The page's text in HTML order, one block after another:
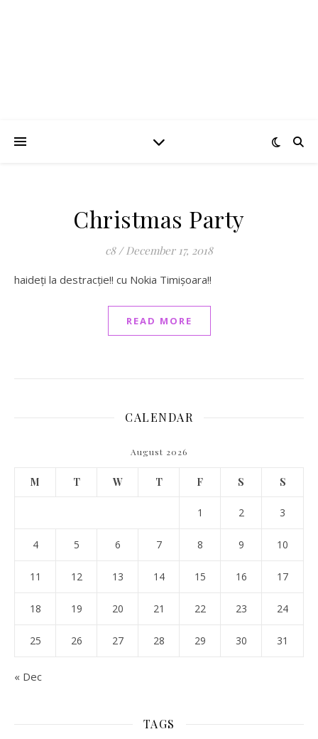
Christmas Party
c8 / December 17, 2018
haideți la destracție!! cu Nokia Timișoara!!
READ MORE
CALENDAR
August 2026
M T W T F S S
1 2 3
4 5 6 7 8 9 10
11 12 13 14 15 16 17
18 19 20 21 22 23 24
25 26 27 28 29 30 31
« Dec
TAGS